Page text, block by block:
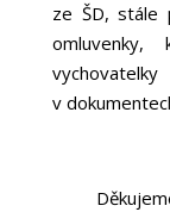
ze ŠD, stále
v
Děkujeme